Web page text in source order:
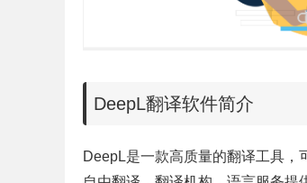
DeepL翻译软件简介
DeepL是一款高质量的翻译工具，